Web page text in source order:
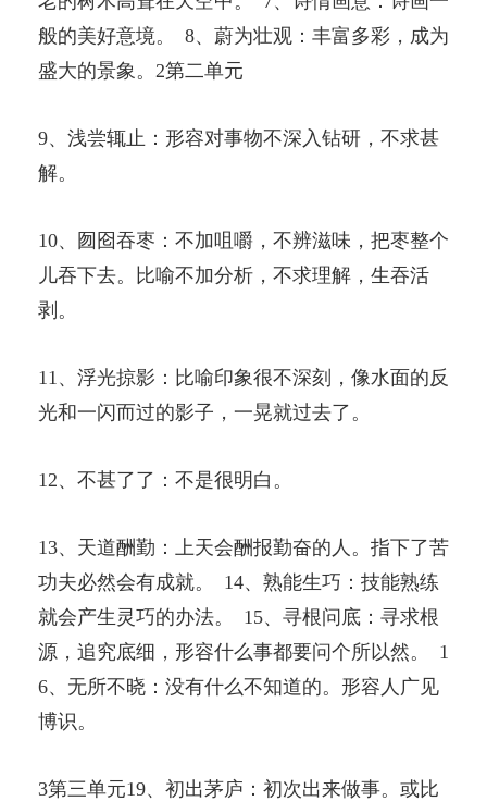
般的美好意境。 8、蔚为壮观：丰富多彩，成为
盛大的景象。2第二单元
9、浅尝辄止：形容对事物不深入钻研，不求甚
解。
10、囫囵吞枣：不加咀嚼，不辨滋味，把枣整个
儿吞下去。比喻不加分析，不求理解，生吞活
剥。
11、浮光掠影：比喻印象很不深刻，像水面的反
光和一闪而过的影子，一晃就过去了。
12、不甚了了：不是很明白。
13、天道酬勤：上天会酬报勤奋的人。指下了苦
功夫必然会有成就。 14、熟能生巧：技能熟练
就会产生灵巧的办法。 15、寻根问底：寻求根
源，追究底细，形容什么事都要问个所以然。 1
6、无所不晓：没有什么不知道的。形容人广见
博识。
3第三单元19、初出茅庐：初次出来做事。或比